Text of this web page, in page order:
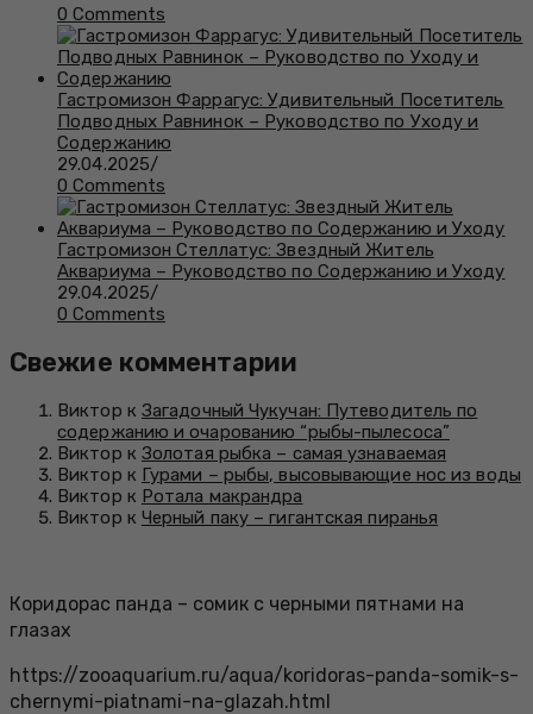
0 Comments
Гастромизон Фаррагус: Удивительный Посетитель
Подводных Равнинок – Руководство по Уходу и
Содержанию
29.04.2025/
0 Comments
Гастромизон Стеллатус: Звездный Житель
Аквариума – Руководство по Содержанию и Уходу
29.04.2025/
0 Comments
Свежие комментарии
Виктор к Загадочный Чукучан: Путеводитель по
содержанию и очарованию “рыбы-пылесоса”
Виктор к Золотая рыбка – самая узнаваемая
Виктор к Гурами – рыбы, высовывающие нос из воды
Виктор к Ротала макрандра
Виктор к Черный паку – гигантская пиранья
Коридорас панда – сомик с черными пятнами на
глазах
https://zooaquarium.ru/aqua/koridoras-panda-somik-s-
chernymi-piatnami-na-glazah.html